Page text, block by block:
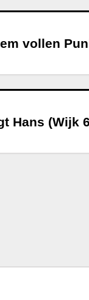
vollen
Hans (Wijk